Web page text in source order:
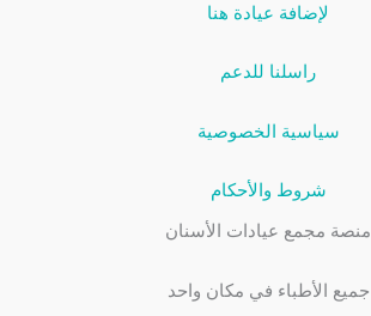
لإضافة عيادة هنا
راسلنا للدعم
سياسية الخصوصية
شروط والأحكام
منصة مجمع عيادات الأسنان
جميع الأطباء في مكان واحد